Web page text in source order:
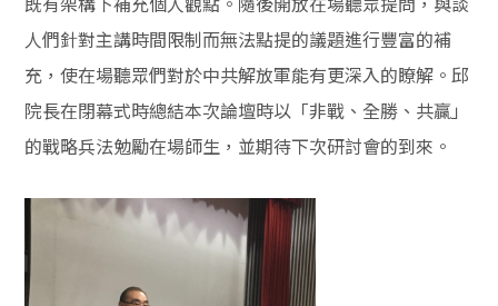
人們針對主講時間限制而無法點提的議題進行豐富的補
充，使在場聽眾們對於中共解放軍能有更深入的瞭解。邱
院長在閉幕式時總結本次論壇時以「非戰、全勝、共贏」
的戰略兵法勉勵在場師生，並期待下次研討會的到來。